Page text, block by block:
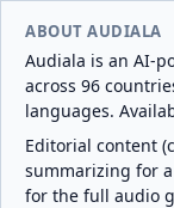
ABOUT AUDIALA
Audiala is an AI-
across 96
languages.
Editorial content
summarizing for
for the full audio